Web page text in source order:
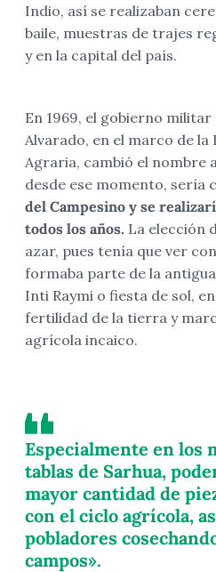
Indio, así se realizaban
baile, muestras de trajes
y en la capital del país.
En 1969, el gobierno militar
Alvarado, en el marco de la
Agraria, cambió el nombre
desde ese momento, sería
del Campesino y se
todos los años. La elección
azar, pues tenía que ver
formaba parte de la
Inti Raymi o fiesta de sol,
fertilidad de la tierra y
agrícola incaico.
Especialmente en los
tablas de Sarhua,
mayor cantidad de
con el ciclo agrícola,
pobladores
campos».